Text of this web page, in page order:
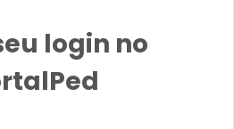
login no